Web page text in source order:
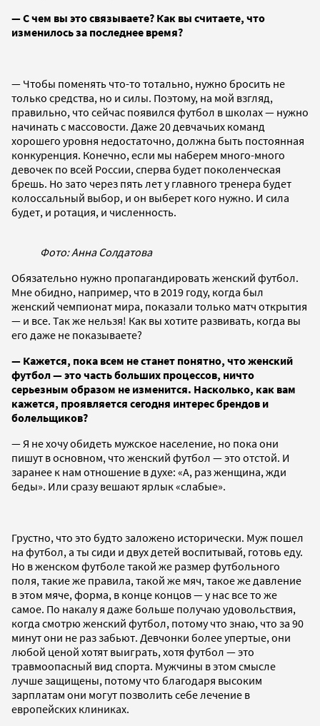
— С чем вы это связываете? Как вы считаете, что
изменилось за последнее время?
— Чтобы поменять что-то тотально, нужно бросить не
только средства, но и силы. Поэтому, на мой взгляд,
правильно, что сейчас появился футбол в школах — нужно
начинать с массовости. Даже 20 девчачьих команд
хорошего уровня недостаточно, должна быть постоянная
конкуренция. Конечно, если мы наберем много-много
девочек по всей России, сперва будет поколенческая
брешь. Но зато через пять лет у главного тренера будет
колоссальный выбор, и он выберет кого нужно. И сила
будет, и ротация, и численность.
Фото: Анна Солдатова
Обязательно нужно пропагандировать женский футбол.
Мне обидно, например, что в 2019 году, когда был
женский чемпионат мира, показали только матч открытия
— и все. Так же нельзя! Как вы хотите развивать, когда вы
его даже не показываете?
— Кажется, пока всем не станет понятно, что женский
футбол — это часть больших процессов, ничто
серьезным образом не изменится. Насколько, как вам
кажется, проявляется сегодня интерес брендов и
болельщиков?
— Я не хочу обидеть мужское население, но пока они
пишут в основном, что женский футбол — это отстой. И
заранее к нам отношение в духе: «А, раз женщина, жди
беды». Или сразу вешают ярлык «слабые».
Грустно, что это будто заложено исторически. Муж пошел
на футбол, а ты сиди и двух детей воспитывай, готовь еду.
Но в женском футболе такой же размер футбольного
поля, такие же правила, такой же мяч, такое же давление
в этом мяче, форма, в конце концов — у нас все то же
самое. По накалу я даже больше получаю удовольствия,
когда смотрю женский футбол, потому что знаю, что за 90
минут они не раз забьют. Девчонки более упертые, они
любой ценой хотят выиграть, хотя футбол — это
травмоопасный вид спорта. Мужчины в этом смысле
лучше защищены, потому что благодаря высоким
зарплатам они могут позволить себе лечение в
европейских клиниках.